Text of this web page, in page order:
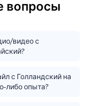
вопросы
видео с
с Голландский на
либо опыта?